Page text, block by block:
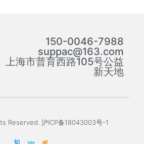
150-0046-7988
suppac@163.com
上海市普育西路105号公益
新天地
Reserved. 沪ICP备18043003号-1